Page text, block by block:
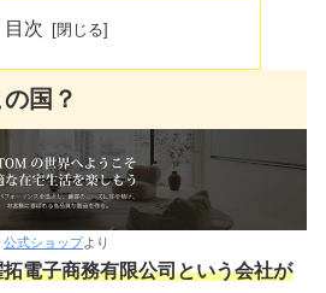
目次
国？
公式ショップより
電子商務有限公司という会社が